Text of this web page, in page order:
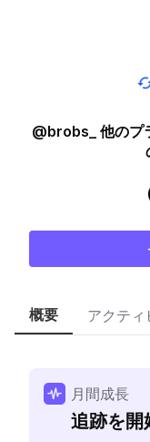
@brobs_ 他のプ
概要 アクティ
月間成長
追跡を開